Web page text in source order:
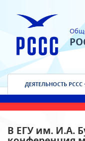
ДЕЯТЕЛЬНОСТЬ РССС
В ЕГУ им. И.А.